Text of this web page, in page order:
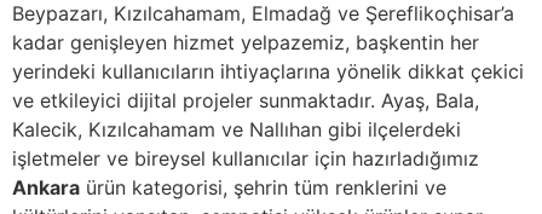
Beypazarı, Kızılcahamam, Elmadağ ve Şereflikoçhisar’a
kadar genişleyen hizmet yelpazemiz, başkentin her
yerindeki kullanıcıların ihtiyaçlarına yönelik dikkat çekici
ve etkileyici dijital projeler sunmaktadır. Ayaş, Bala,
Kalecik, Kızılcahamam ve Nallıhan gibi ilçelerdeki
işletmeler ve bireysel kullanıcılar için hazırladığımız
Ankara ürün kategorisi, şehrin tüm renklerini ve